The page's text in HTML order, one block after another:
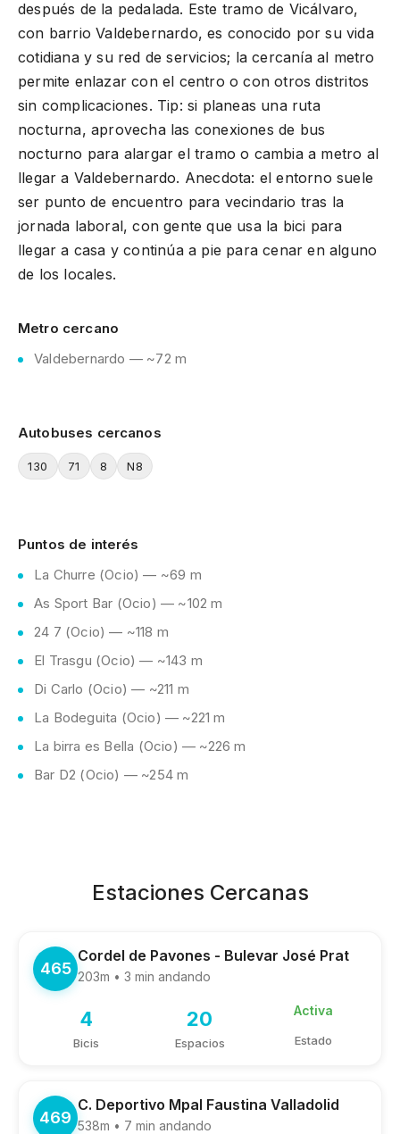
después de la pedalada. Este tramo de Vicálvaro,
con barrio Valdebernardo, es conocido por su vida
cotidiana y su red de servicios; la cercanía al metro
permite enlazar con el centro o con otros distritos
sin complicaciones. Tip: si planeas una ruta
nocturna, aprovecha las conexiones de bus
nocturno para alargar el tramo o cambia a metro al
llegar a Valdebernardo. Anecdota: el entorno suele
ser punto de encuentro para vecindario tras la
jornada laboral, con gente que usa la bici para
llegar a casa y continúa a pie para cenar en alguno
de los locales.
Metro cercano
Valdebernardo — ~72 m
Autobuses cercanos
130 71 8 N8
Puntos de interés
La Churre (Ocio) — ~69 m
As Sport Bar (Ocio) — ~102 m
24 7 (Ocio) — ~118 m
El Trasgu (Ocio) — ~143 m
Di Carlo (Ocio) — ~211 m
La Bodeguita (Ocio) — ~221 m
La birra es Bella (Ocio) — ~226 m
Bar D2 (Ocio) — ~254 m
Estaciones Cercanas
465
Cordel de Pavones - Bulevar José Prat
203m • 3 min andando
4
Bicis
20
Espacios
Activa
Estado
469
C. Deportivo Mpal Faustina Valladolid
538m • 7 min andando